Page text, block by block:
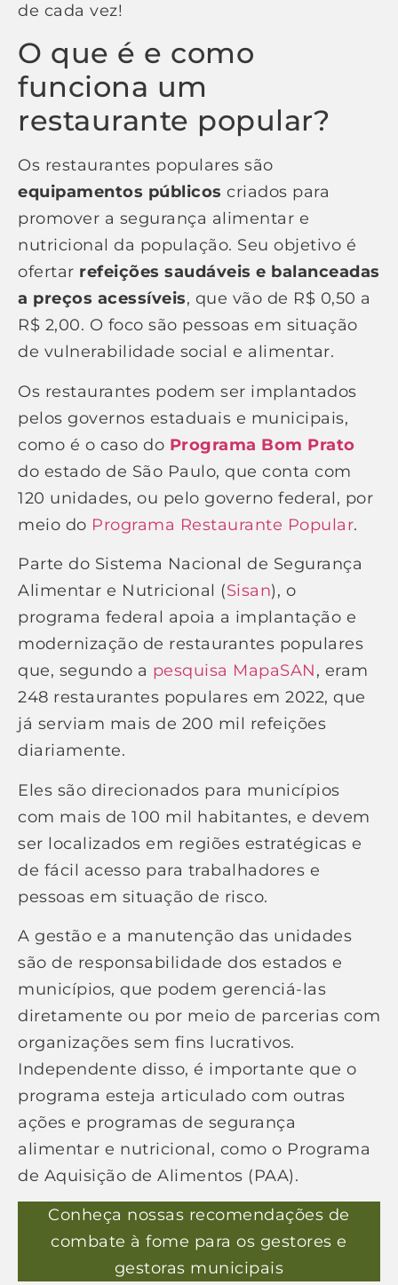
de cada vez!
O que é e como
funciona um
restaurante popular?
Os restaurantes populares são
equipamentos públicos criados para
promover a segurança alimentar e
nutricional da população. Seu objetivo é
ofertar refeições saudáveis e balanceadas
a preços acessíveis, que vão de R$ 0,50 a
R$ 2,00. O foco são pessoas em situação
de vulnerabilidade social e alimentar.
Os restaurantes podem ser implantados
pelos governos estaduais e municipais,
como é o caso do Programa Bom Prato
do estado de São Paulo, que conta com
120 unidades, ou pelo governo federal, por
meio do Programa Restaurante Popular.
Parte do Sistema Nacional de Segurança
Alimentar e Nutricional (Sisan), o
programa federal apoia a implantação e
modernização de restaurantes populares
que, segundo a pesquisa MapaSAN, eram
248 restaurantes populares em 2022, que
já serviam mais de 200 mil refeições
diariamente.
Eles são direcionados para municípios
com mais de 100 mil habitantes, e devem
ser localizados em regiões estratégicas e
de fácil acesso para trabalhadores e
pessoas em situação de risco.
A gestão e a manutenção das unidades
são de responsabilidade dos estados e
municípios, que podem gerenciá-las
diretamente ou por meio de parcerias com
organizações sem fins lucrativos.
Independente disso, é importante que o
programa esteja articulado com outras
ações e programas de segurança
alimentar e nutricional, como o Programa
de Aquisição de Alimentos (PAA).
Conheça nossas recomendações de
combate à fome para os gestores e
gestoras municipais